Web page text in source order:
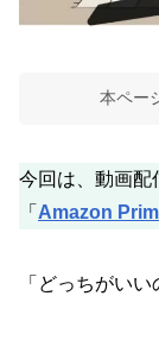
本ペー
今回は、動画配
「 Amazon
「どっちがい